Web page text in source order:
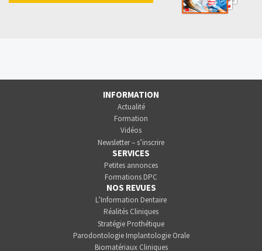
INFORMATION
Actualité
Formation
Vidéos
Newsletter – s’inscrire
SERVICES
Petites annonces
Formations DPC
NOS REVUES
L’Information Dentaire
Réalités Cliniques
Stratégie Prothétique
Parodontologie Implantologie Orale
Biomatériaux Cliniques